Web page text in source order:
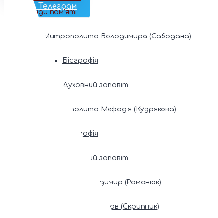
Наш Телеграм
Фонди пам’яті
Митрополита Володимира (Сабодана)
Біографія
Духовний заповіт
Митрополита Мефодія (Кудрякова)
Біографія
Духовний заповіт
Патріарх Володимир (Романюк)
Патріарх Мстислав (Скрипник)